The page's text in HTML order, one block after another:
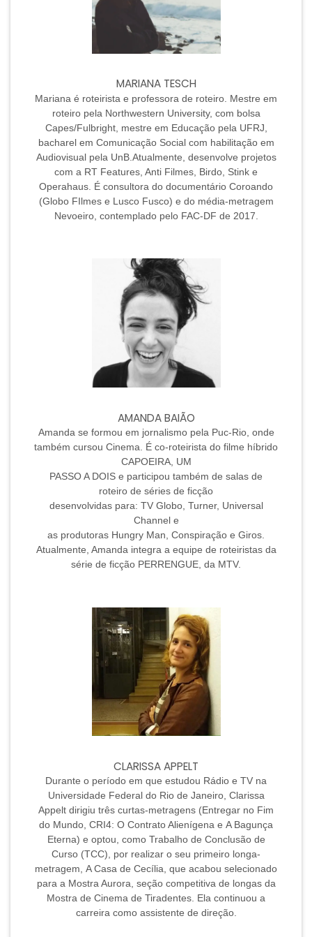
MARIANA TESCH
Mariana é roteirista e professora de roteiro. Mestre em
roteiro pela Northwestern University, com bolsa
Capes/Fulbright, mestre em Educação pela UFRJ,
bacharel em Comunicação Social com habilitação em
Audiovisual pela UnB.Atualmente, desenvolve projetos
com a RT Features, Anti Filmes, Birdo, Stink e
Operahaus. É consultora do documentário Coroando
(Globo FIlmes e Lusco Fusco) e do média-metragem
Nevoeiro, contemplado pelo FAC-DF de 2017.
AMANDA BAIÃO
Amanda se formou em jornalismo pela Puc-Rio, onde
também cursou Cinema. É co-roteirista do filme híbrido
CAPOEIRA, UM
PASSO A DOIS e participou também de salas de
roteiro de séries de ficção
desenvolvidas para: TV Globo, Turner, Universal
Channel e
as produtoras Hungry Man, Conspiração e Giros.
Atualmente, Amanda integra a equipe de roteiristas da
série de ficção PERRENGUE, da MTV.
CLARISSA APPELT
Durante o período em que estudou Rádio e TV na
Universidade Federal do Rio de Janeiro, Clarissa
Appelt dirigiu três curtas-metragens (Entregar no Fim
do Mundo, CRI4: O Contrato Alienígena e A Bagunça
Eterna) e optou, como Trabalho de Conclusão de
Curso (TCC), por realizar o seu primeiro longa-
metragem, A Casa de Cecília, que acabou selecionado
para a Mostra Aurora, seção competitiva de longas da
Mostra de Cinema de Tiradentes. Ela continuou a
carreira como assistente de direção.